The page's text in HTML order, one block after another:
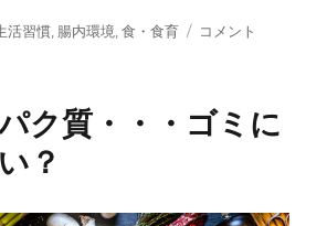
活習慣 腸内環境 ,食・食育
さ
テ
サ
コメント
ク質・・・ゴミに
？